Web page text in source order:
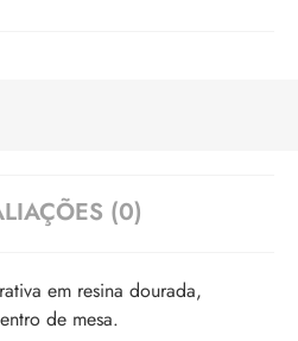
(0)
em resina dourada,
de mesa.